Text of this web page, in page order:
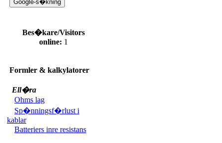
Bes�kare/Visitors
online: 1
Formler & kalkylatorer
Ell�ra
Ohms lag
Sp�nningsf�rlust i
kablar
Batteriers inre resistans